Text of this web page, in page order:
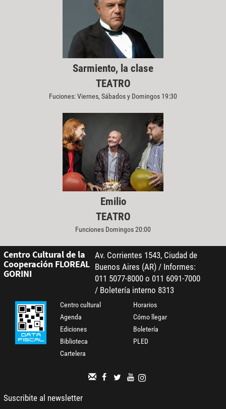
Sarmiento, la clase
TEATRO
Fuciones: Viernes, Sábados y Domingos 19:30
Emilio
TEATRO
Funciones Domingos 20:00
Centro Cultural de la
Cooperación FLOREAL
GORINI
Av. Corrientes 1543, Ciudad de
Buenos Aires (AR) / Informes:
011 5077-8000 o 011 6091-7000
/ Boletería interno 8313
Centro cultural
Agenda
Ediciones
Biblioteca
Cartelera
Horarios
Cómo llegar
Boletería
PLED
Suscribite al newsletter